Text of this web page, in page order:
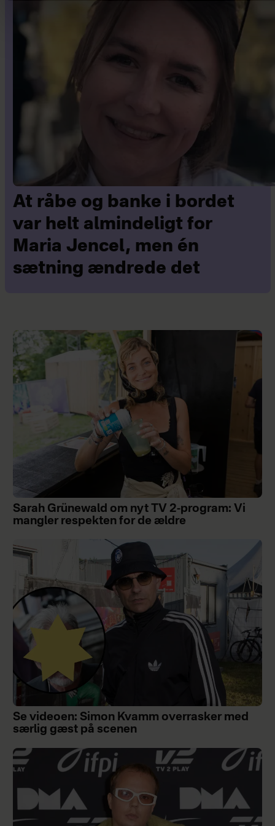
At råbe og banke i bordet
var helt almindeligt for
Maria Jencel, men én
sætning ændrede det
Sarah Grünewald om nyt TV 2-program: Vi
mangler respekten for de ældre
Se videoen: Simon Kvamm overrasker med
særlig gæst på scenen